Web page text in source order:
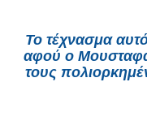
Το τέχνασμα
αφού ο Μουσταφά
τους